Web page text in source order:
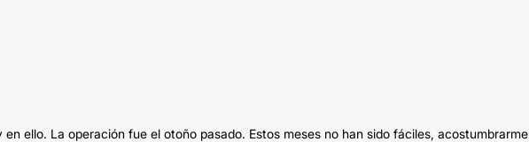
ello. La operación fue el otoño pasado. Estos meses no han sido fáciles, acostumbrarme